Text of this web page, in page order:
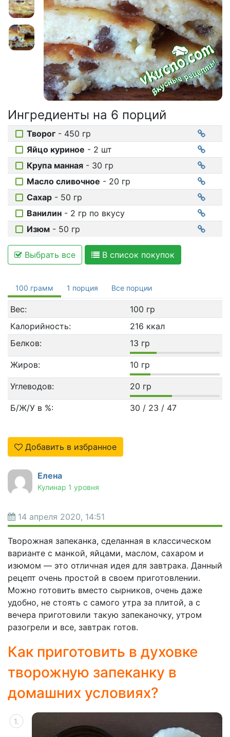
Соусы
На ужин
Мультиварка
Мясорубка
Холодильник
Ингредиенты на 6 порций
Творог - 450 гр
Яйцо куриное - 2 шт
Крупа манная - 30 гр
Масло сливочное - 20 гр
Сахар - 50 гр
Ванилин - 2 гр по вкусу
Изюм - 50 гр
Выбрать все В список покупок
100 грамм 1 порция Все порции
Вес:
100 гр
Калорийность:
216 ккал
Белков:
13 гр
Жиров: 10 гр
Углеводов: 20 гр
Б/Ж/У в %: 30 / 23 / 47
Добавить в избранное
Елена
Кулинар 1 уровня
14 апреля 2020, 14:51
Творожная запеканка, сделанная в классическом
варианте с манкой, яйцами, маслом, сахаром и
изюмом — это отличная идея для завтрака. Данный
рецепт очень простой в своем приготовлении.
Можно готовить вместо сырников, очень даже
удобно, не стоять с самого утра за плитой, а с
вечера приготовили такую запеканочку, утром
разогрели и все, завтрак готов.
Как приготовить в духовке
творожную запеканку в
домашних условиях?